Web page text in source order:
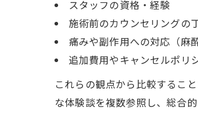
スタッフの資格・経験
施術前のカウンセリングの
痛みや副作用への対応（麻
追加費用やキャンセルポリ
これらの観点から比較するこ
な体験談を複数参照し、総合